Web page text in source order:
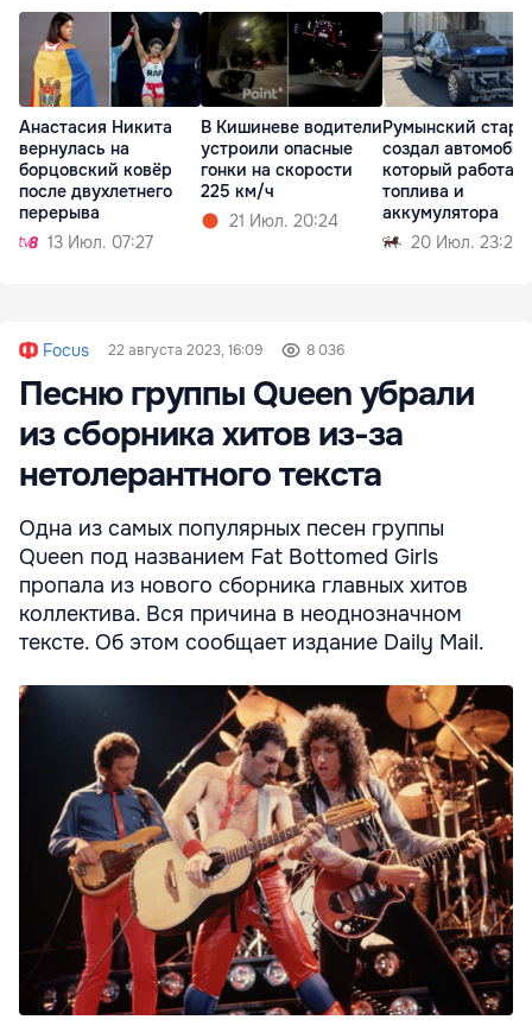
Анастасия Никита
вернулась на
борцовский ковёр
после двухлетнего
перерыва
13 Июл. 07:27
В Кишиневе водители
устроили опасные
гонки на скорости
225 км/ч
21 Июл. 20:24
Румынский
создал
который
топлива и
аккумулятора
20 Июл. 23:28
Focus 22 августа 2023, 16:09 8 036
Песню группы Queen убрали
из сборника хитов из-за
нетолерантного текста
Одна из самых популярных песен группы
Queen под названием Fat Bottomed Girls
пропала из нового сборника главных хитов
коллектива. Вся причина в неоднозначном
тексте. Об этом сообщает издание Daily Mail.